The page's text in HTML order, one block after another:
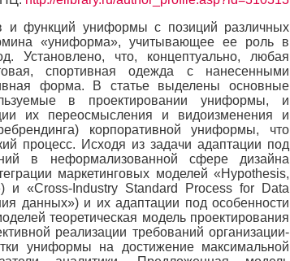
и функций униформы с позиций различных
«униформа», учитывающее ее роль в
Установлено, что, концептуально, любая
спортивная одежда с нанесенными
форма. В статье выделены основные
в проектировании униформы, и
их переосмысления и видоизменения и
корпоративной униформы, что
процесс. Исходя из задачи адаптации под
в неформализованной сфере дизайна
маркетинговых моделей «Hypothesis,
и «Cross-Industry Standard Process for Data
данных») и их адаптации под особенности
теоретическая модель проектирования
реализации требований организации-
униформы на достижение максимальной